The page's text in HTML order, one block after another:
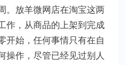
。放羊微网店在淘宝这两
作，从商品的上架到完成
开始，任何事情只有在自
操作，尽管已经见过别人